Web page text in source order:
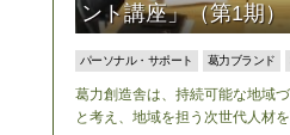
ント講座」（第1期）
パーソナル・サポート 葛力ブランド
葛力創造舎は、持続可能な地域
と考え、地域を担う次世代人材